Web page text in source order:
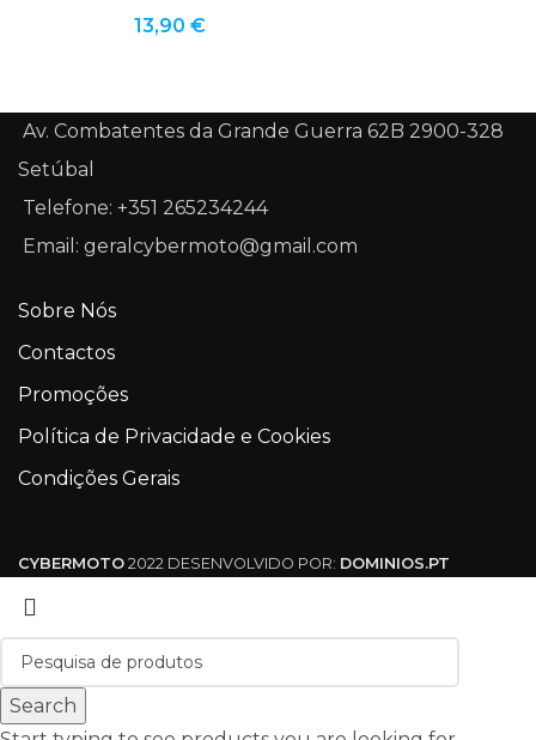
13,90 €
Av. Combatentes da Grande Guerra 62B 2900-328
Setúbal
Telefone: +351 265234244
Email: geralcybermoto@gmail.com
Sobre Nós
Contactos
Promoções
Política de Privacidade e Cookies
Condições Gerais
CYBERMOTO 2022 DESENVOLVIDO POR: DOMINIOS.PT
Search